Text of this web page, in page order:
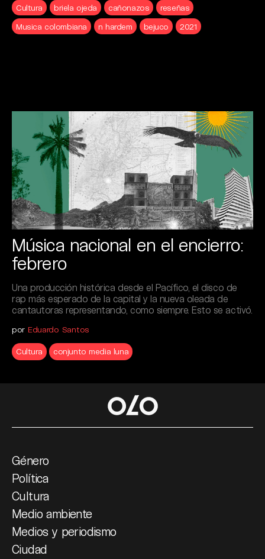
Cultura
briela ojeda cañonazos
reseñas
Musica colombiana
n hardem bejuco 2021
Música nacional en el encierro:
febrero
Una producción histórica desde el Pacífico, el disco de
rap más esperado de la capital y la nueva oleada de
cantautoras representando, como siempre. Esto se activó.
por Eduardo Santos
Cultura conjunto media luna
Género
Política
Cultura
Medio ambiente
Medios y periodismo
Ciudad